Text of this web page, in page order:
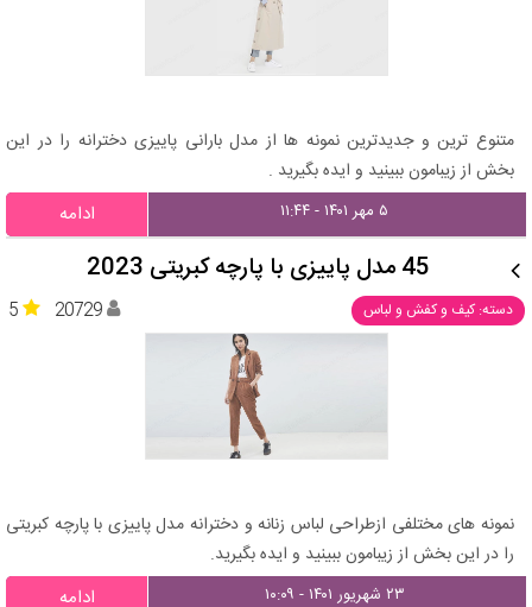
متنوع ترین و جدیدترین نمونه ها از مدل بارانی پاییزی دخترانه را در این
بخش از زیبامون ببینید و ایده بگیرید .
۵ مهر ۱۴۰۱ - ۱۱:۴۴ ادامه
45 مدل پاییزی با پارچه کبریتی 2023
دسته: کیف و کفش و لباس 5 20729
نمونه های مختلفی ازطراحی لباس زنانه و دخترانه مدل پاییزی با پارچه کبریتی
را در این بخش از زیبامون ببینید و ایده بگیرید.
۲۳ شهریور ۱۴۰۱ - ۱۰:۰۹ ادامه